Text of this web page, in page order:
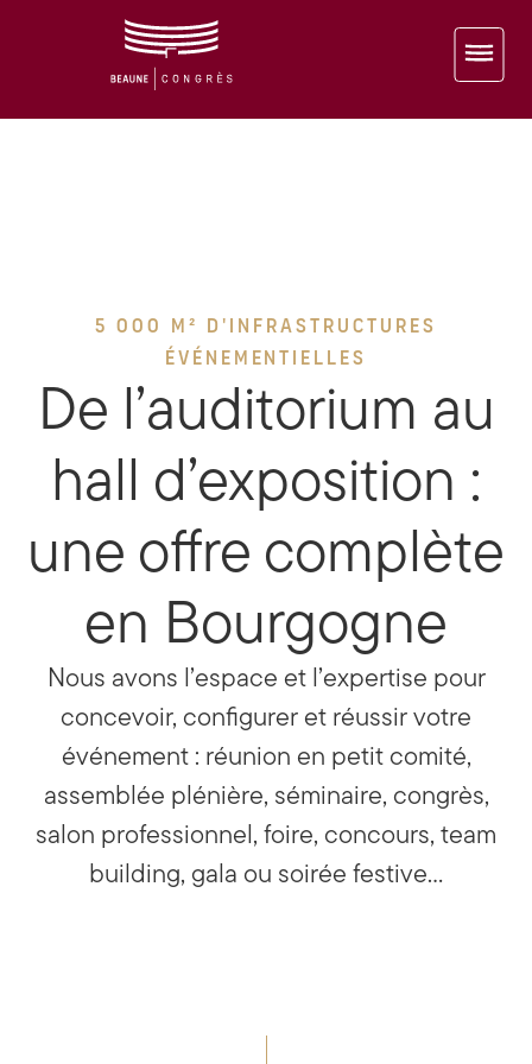
5 000 M² D'INFRASTRUCTURES
ÉVÉNEMENTIELLES
De l’auditorium au
hall d’exposition :
une offre complète
en Bourgogne
Nous avons l’espace et l’expertise pour
concevoir, configurer et réussir votre
événement : réunion en petit comité,
assemblée plénière, séminaire, congrès,
salon professionnel, foire, concours, team
building, gala ou soirée festive…